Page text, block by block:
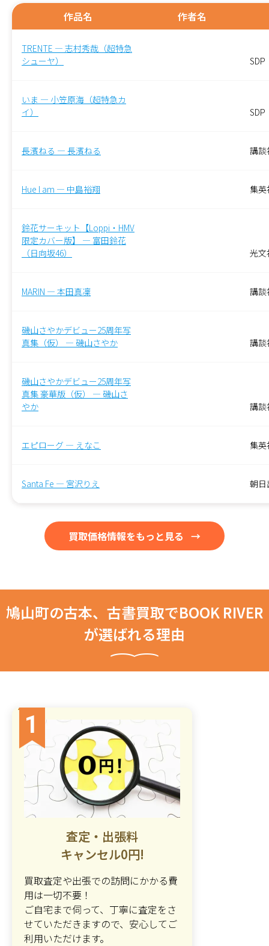
作品名 作者名
TRENTE — 志村秀哉（超特急
シューヤ）
SDP
いま — 小笠原海（超特急カ
イ）
SDP
長濱ねる — 長濱ねる 講談
Hue I am — 中島裕翔 集英
鈴花サーキット【Loppi・HMV
限定カバー版】 — 富田鈴花
（日向坂46）
光文
MARIN — 本田真凜 講談
磯山さやかデビュー25周年写
真集（仮） — 磯山さやか
講談
磯山さやかデビュー25周年写
真集 豪華版（仮） — 磯山さ
やか
講談
エピローグ — えなこ 集英
Santa Fe — 宮沢りえ 朝日
買取価格情報をもっと見る
鳩山町の古本、古書買取でBOOK RIVER
が選ばれる理由
1
査定・出張料
キャンセル0円!
買取査定や出張での訪問にかかる費
用は一切不要！
ご自宅まで伺って、丁寧に査定をさ
せていただきますので、安心してご
利用いただけます。